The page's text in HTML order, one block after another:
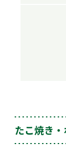
たこ焼き